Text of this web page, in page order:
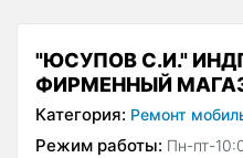
"ЮСУПОВ С.И." ИНДП
ФИРМЕННЫЙ
Категория: Ремонт
Режим работы: Пн-пт-